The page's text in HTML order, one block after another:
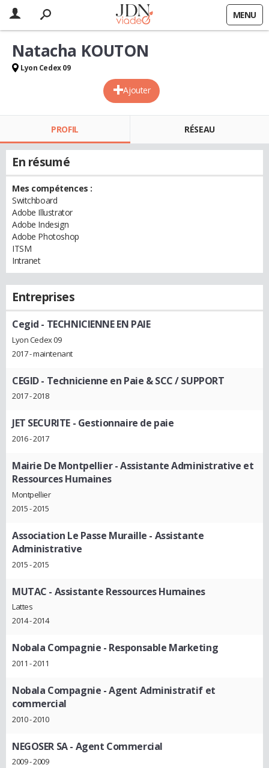
MENU
Ajouter
Natacha KOUTON
Lyon Cedex 09
PROFIL RÉSEAU
En résumé
Mes compétences :
Switchboard
Adobe Illustrator
Adobe Indesign
Adobe Photoshop
ITSM
Intranet
Entreprises
Cegid - TECHNICIENNE EN PAIE
Lyon Cedex 09
2017 - maintenant
CEGID- Technicienne en Paie & SCC / SUPPORT
2017 - 2018
JET SECURITE- Gestionnaire de paie
2016 - 2017
Mairie De Montpellier- Assistante Administrative et
Ressources Humaines
Montpellier
2015 - 2015
Association Le Passe Muraille - Assistante
Administrative
2015 - 2015
MUTAC - Assistante Ressources Humaines
Lattes
2014 - 2014
Nobala Compagnie - Responsable Marketing
2011 - 2011
Nobala Compagnie - Agent Administratif et
commercial
2010 - 2010
NEGOSER SA- Agent Commercial
2009 - 2009